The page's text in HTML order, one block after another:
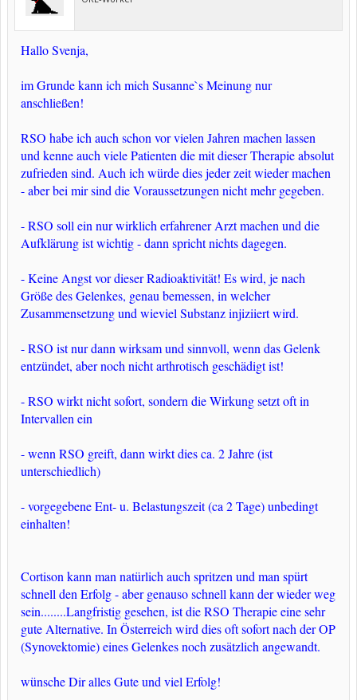
Hallo Svenja,
im Grunde kann ich mich Susanne`s Meinung nur
anschließen!
RSO habe ich auch schon vor vielen Jahren machen lassen
und kenne auch viele Patienten die mit dieser Therapie absolut
zufrieden sind. Auch ich würde dies jeder zeit wieder machen
- aber bei mir sind die Voraussetzungen nicht mehr gegeben.
- RSO soll ein nur wirklich erfahrener Arzt machen und die
Aufklärung ist wichtig - dann spricht nichts dagegen.
- Keine Angst vor dieser Radioaktivität! Es wird, je nach
Größe des Gelenkes, genau bemessen, in welcher
Zusammensetzung und wieviel Substanz injiziiert wird.
- RSO ist nur dann wirksam und sinnvoll, wenn das Gelenk
entzündet, aber noch nicht arthrotisch geschädigt ist!
- RSO wirkt nicht sofort, sondern die Wirkung setzt oft in
Intervallen ein
- wenn RSO greift, dann wirkt dies ca. 2 Jahre (ist
unterschiedlich)
- vorgegebene Ent- u. Belastungszeit (ca 2 Tage) unbedingt
einhalten!
Cortison kann man natürlich auch spritzen und man spürt
schnell den Erfolg - aber genauso schnell kann der wieder weg
sein........Langfristig gesehen, ist die RSO Therapie eine sehr
gute Alternative. In Österreich wird dies oft sofort nach der OP
(Synovektomie) eines Gelenkes noch zusätzlich angewandt.
wünsche Dir alles Gute und viel Erfolg!​